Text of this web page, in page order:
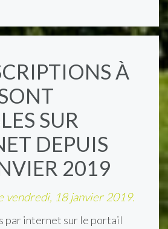
À
SUR
DEPUIS
2019
vendredi, 18 janvier 2019.
par internet sur le portail